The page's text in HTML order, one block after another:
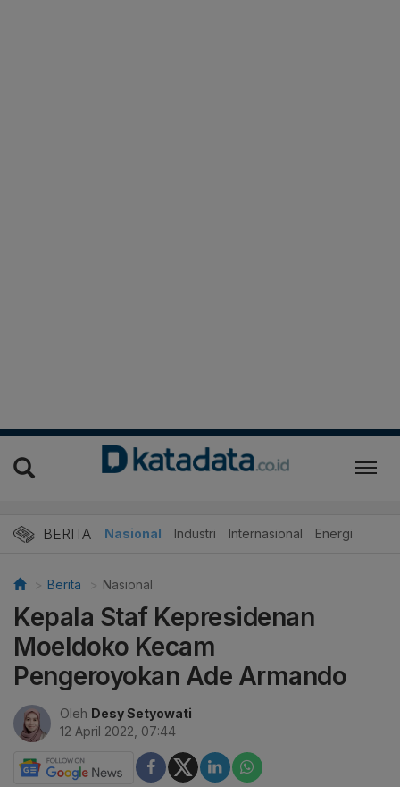
BERITA Nasional Industri Internasional Energi
Berita Nasional
Kepala Staf Kepresidenan
Moeldoko Kecam
Pengeroyokan Ade Armando
Oleh Desy Setyowati
12 April 2022, 07:44